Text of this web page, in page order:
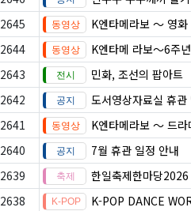
2645
K엔타메라보 ～ 영화
2644
K엔타메 라보～6주
2643
민화, 조선의 팝아트
2642
도서영상자료실 휴
2641
K엔타메라보 ～ 드라
2640
7월 휴관 일정 안내
2639
한일축제한마당
2638
K-POP DANCE